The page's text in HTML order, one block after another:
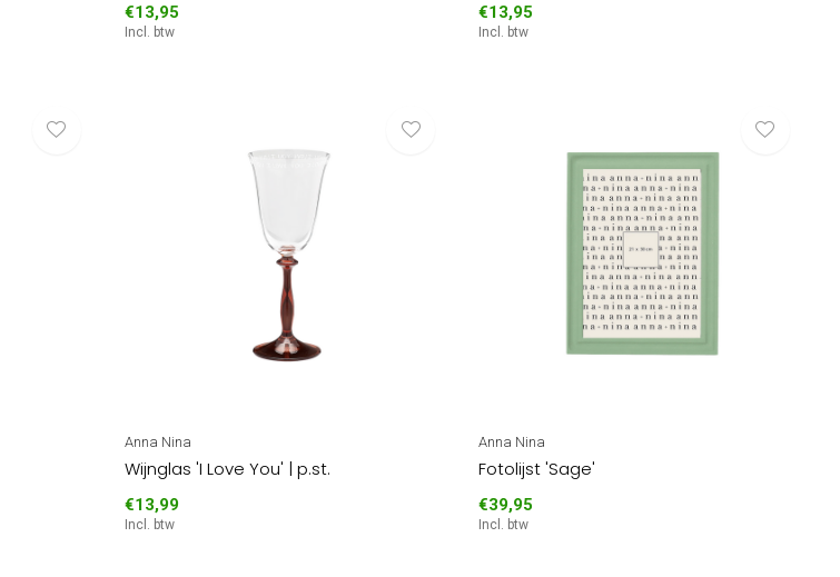
€13,95
Incl. btw
€13,95
Incl. btw
Anna Nina
Wijnglas 'I Love You' | p.st.
€13,99
Incl. btw
Anna Nina
Fotolijst 'Sage'
€39,95
Incl. btw